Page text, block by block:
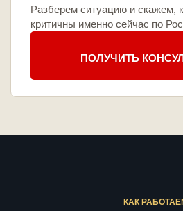
Разберем ситуацию и скажем,
критичны именно сейчас по
ПОЛУЧИТЬ
КАК